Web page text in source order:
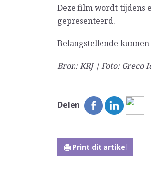
Deze film wordt tijdens
gepresenteerd.
Belangstellende
Bron: KRJ | Foto: Greco
Delen
Print dit artikel